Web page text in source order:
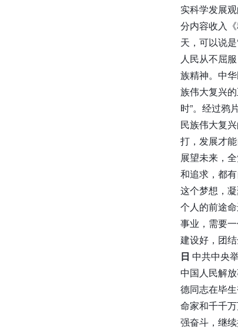
实科学发展
分内容收入
天，可以说
人民从不屈
族精神。中
族伟大复兴
时”。经过鸦
民族伟大复
打，发展才
展望未来，
和追求，都
这个梦想，
个人的前途
事业，需要
建设好，团
日 中共中央
中国人民解
德同志在毕
命家和千千
强奋斗，继